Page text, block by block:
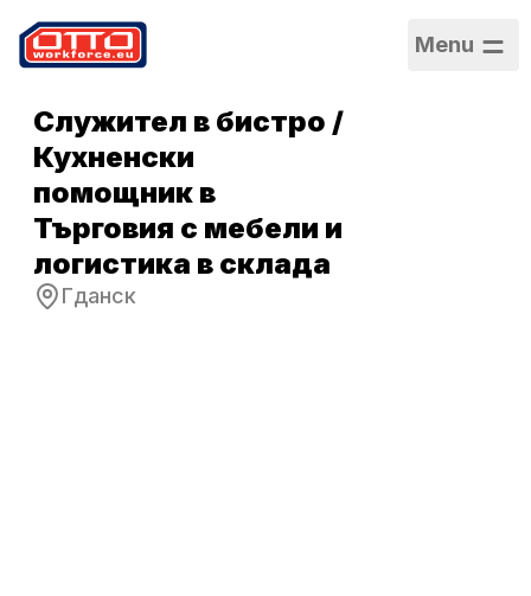
Menu
Служител в бистро /
Кухненски
помощник в
Търговия с мебели и
логистика в склада
Гданск